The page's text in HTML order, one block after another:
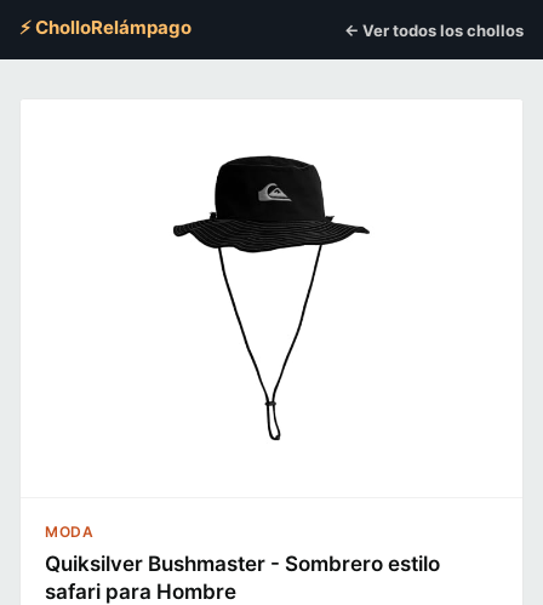
⚡ CholloRelámpago ← Ver todos los chollos
MODA
Quiksilver Bushmaster - Sombrero estilo
safari para Hombre